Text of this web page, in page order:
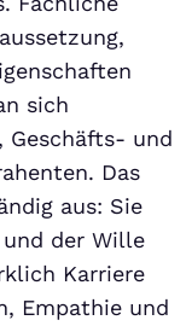
sich
Geschäfts- und
Das
aus: Sie
der Wille
Karriere
Empathie und